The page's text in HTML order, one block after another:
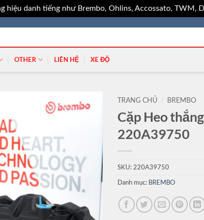
hiệu danh tiếng như Brembo, Ohlins, Accossato,
OTHER LIÊN HỆ XE ĐỘ
TRANG CHỦ / BREMBO
Cặp Heo
220A39750
SKU: 220A39750
Danh mục: BREMBO